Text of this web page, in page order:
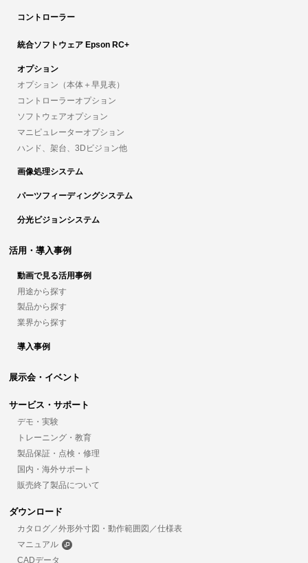
コントローラー
統合ソフトウェア Epson RC+
オプション
オプション（本体＋早見表）
コントローラーオプション
ソフトウェアオプション
マニピュレーターオプション
ハンド、架台、3Dビジョン他
画像処理システム
パーツフィーディングシステム
分光ビジョンシステム
活用・導入事例
動画で見る活用事例
用途から探す
製品から探す
業界から探す
導入事例
展示会・イベント
サービス・サポート
デモ・実験
トレーニング・教育
製品保証・点検・修理
国内・海外サポート
販売終了製品について
ダウンロード
カタログ／外形外寸図・動作範囲図／仕様表
マニュアル
CADデータ